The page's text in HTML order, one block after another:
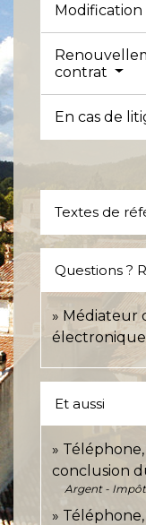
contrat
En cas de
Textes de
Questions ?
Médiateur
Et aussi
conclusion
Argent -